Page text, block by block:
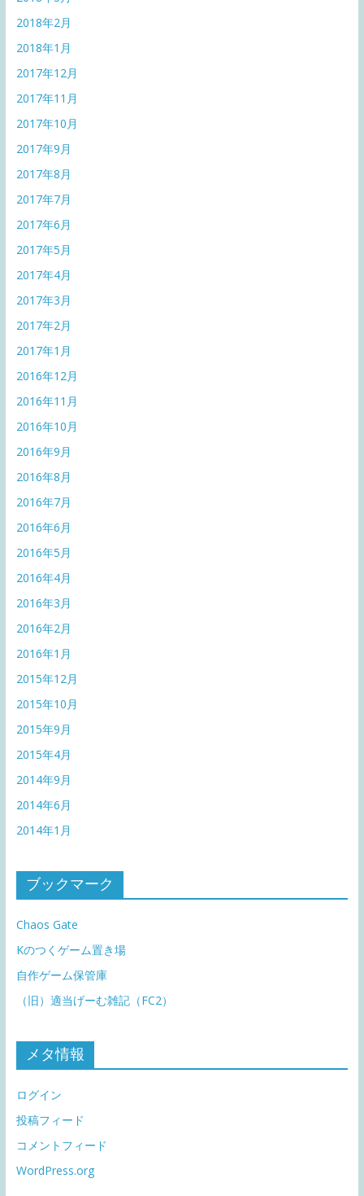
2018年2月
2018年1月
2017年12月
2017年11月
2017年10月
2017年9月
2017年8月
2017年7月
2017年6月
2017年5月
2017年4月
2017年3月
2017年2月
2017年1月
2016年12月
2016年11月
2016年10月
2016年9月
2016年8月
2016年7月
2016年6月
2016年5月
2016年4月
2016年3月
2016年2月
2016年1月
2015年12月
2015年10月
2015年9月
2015年4月
2014年9月
2014年6月
2014年1月
ブックマーク
Chaos Gate
Kのつくゲーム置き場
自作ゲーム保管庫
（旧）適当げーむ雑記（FC2）
メタ情報
ログイン
投稿フィード
コメントフィード
WordPress.org